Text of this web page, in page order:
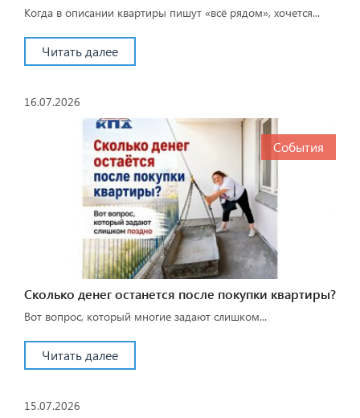
Когда в описании квартиры пишут «всё рядом», хочется...
Читать далее
16.07.2026
События
Сколько денег останется после покупки квартиры?
Вот вопрос, который многие задают слишком...
Читать далее
15.07.2026